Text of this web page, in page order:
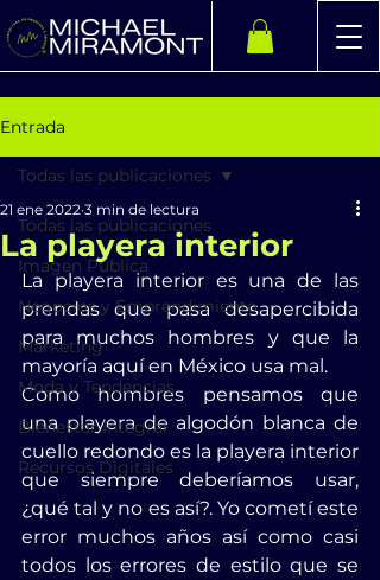
Entrada
Todas las publicaciones
Imagen Pública
Negocios y Emprendimiento
Marketing
Moda y Tendencias
Bienestar Integral
Recursos Digitales
Todas las publicaciones
La playera interior
21 ene 2022 3 min de lectura
La playera interior es una de las
prendas que pasa desapercibida
para muchos hombres y que la
mayoría aquí en México usa mal.
Como hombres pensamos que
una playera de algodón blanca de
cuello redondo es la playera interior
que siempre deberíamos usar,
¿qué tal y no es así?. Yo cometí este
error muchos años así como casi
todos los errores de estilo que se